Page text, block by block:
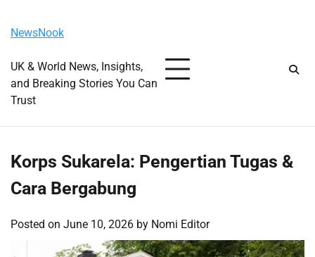
content
NewsNook
UK & World News, Insights,
and Breaking Stories You Can
Trust
Korps Sukarela: Pengertian Tugas &
Cara Bergabung
Posted on June 10, 2026 by Nomi Editor